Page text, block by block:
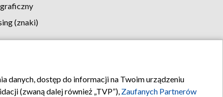
(znaki)
Kontakt
danych, dostęp do informacji na Twoim urządzeniu
(zwaną dalej również „TVP”), Zaufanych Partnerów